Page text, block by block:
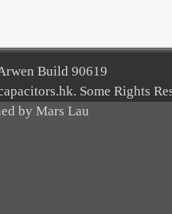
Build 90619
Some Rights
by Mars Lau